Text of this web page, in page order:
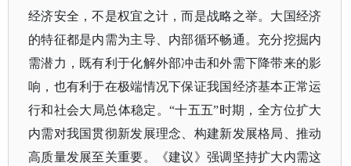
经济安全，不是权宜之计，而是战略之举。大国经济
的特征都是内需为主导、内部循环畅通。充分挖掘内
需潜力，既有利于化解外部冲击和外需下降带来的影
响，也有利于在极端情况下保证我国经济基本正常运
行和社会大局总体稳定。“十五五”时期，全方位扩大
内需对我国贯彻新发展理念、构建新发展格局、推动
高质量发展至关重要。《建议》强调坚持扩大内需这